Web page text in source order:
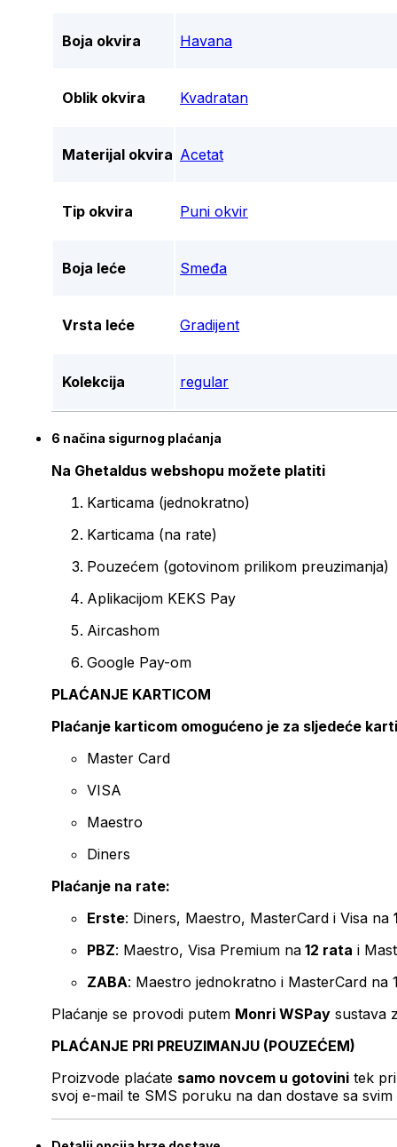
Boja okvira Havana
Oblik okvira Kvadratan
Materijal okvira Acetat
Tip okvira Puni okvir
Boja leće Smeđa
Vrsta leće Gradijent
Kolekcija regular
6 načina sigurnog plaćanja
Na Ghetaldus webshopu možete platiti
Karticama (jednokratno)
Karticama (na rate)
Pouzećem (gotovinom prilikom preuzimanja)
Aplikacijom KEKS Pay
Aircashom
Google Pay-om
PLAĆANJE KARTICOM
Plaćanje karticom omogućeno je za sljedeće
Master Card
VISA
Maestro
Diners
Plaćanje na rate:
Erste: Diners, Maestro, MasterCard i Visa na
PBZ: Maestro, Visa Premium na 12 rata i
ZABA: Maestro jednokratno i MasterCard na
Plaćanje se provodi putem Monri WSPay sustava
PLAĆANJE PRI PREUZIMANJU (POUZEĆEM)
Proizvode plaćate samo novcem u gotovini tek
svoj e-mail te SMS poruku na dan dostave sa svim